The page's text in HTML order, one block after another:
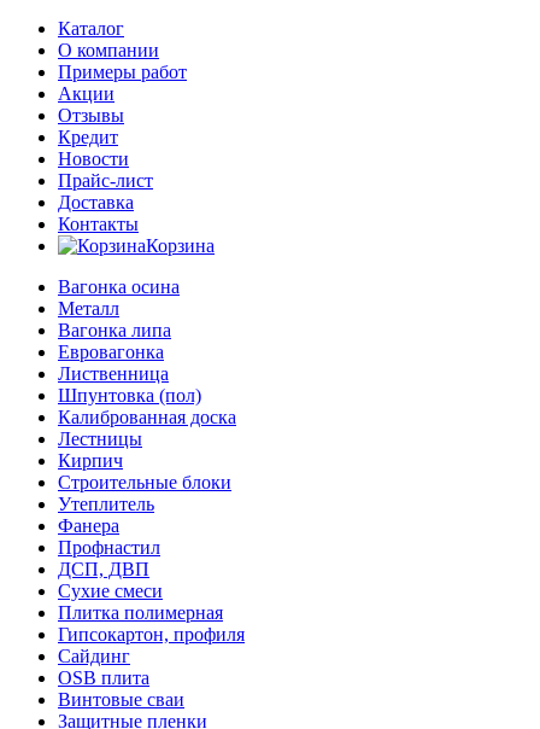
Каталог
О компании
Примеры работ
Акции
Отзывы
Кредит
Новости
Прайс-лист
Доставка
Контакты
Корзина
Вагонка осина
Металл
Вагонка липа
Евровагонка
Лиственница
Шпунтовка (пол)
Калиброванная доска
Лестницы
Кирпич
Строительные блоки
Утеплитель
Фанера
Профнастил
ДСП, ДВП
Сухие смеси
Плитка полимерная
Гипсокартон, профиля
Сайдинг
OSB плита
Винтовые сваи
Защитные пленки